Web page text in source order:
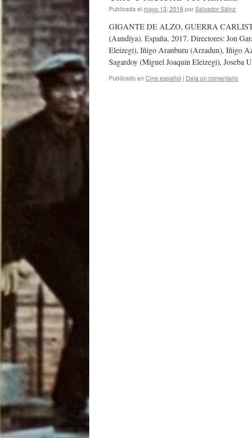
Publicada el mayo 13, 2018 porSalvador Sáinz
GIGANTE DE ALZO, GUERRA
(Aundiya). España, 2017. Directores: Jon
Eleizegi), Iñigo Aranburu (Arzadun), Iñigo
Sagardoy (Miguel Joaquin Eleizegi), Joseba
Publicado en Cine español | Deja un comentario